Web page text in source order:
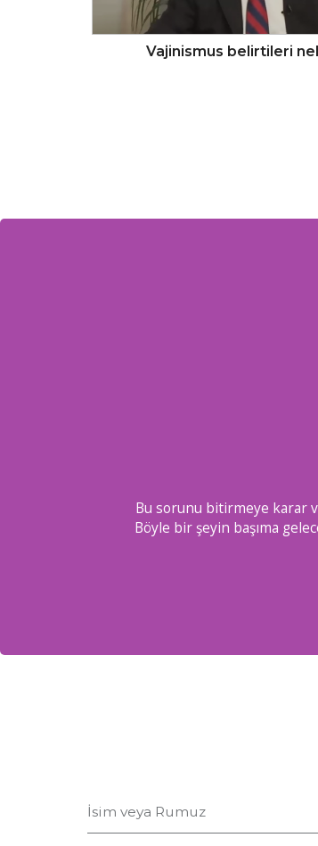
Vajinismus belirtileri
Bu sorunu bitirmeye karar
Böyle bir şeyin başıma
İsim veya Rumuz